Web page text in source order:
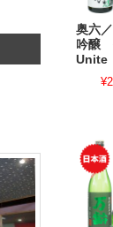
奥六
吟醸
Unite